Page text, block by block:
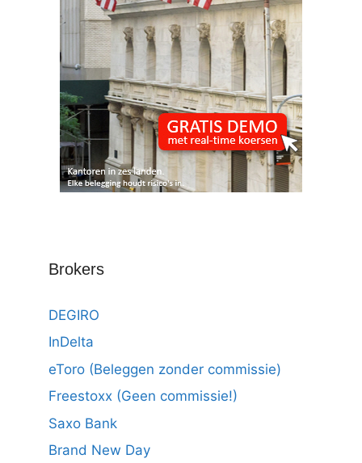
Brokers
DEGIRO
InDelta
eToro (Beleggen zonder commissie)
Freestoxx (Geen commissie!)
Saxo Bank
Brand New Day